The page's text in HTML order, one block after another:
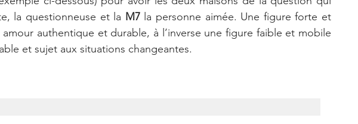
la questionneuse et la M7 la personne aimée. Une figure forte et
authentique et durable, à l’inverse une figure faible et mobile
et sujet aux situations changeantes.